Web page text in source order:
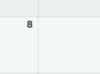
8